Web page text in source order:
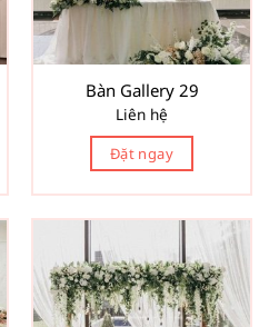
Bàn Gallery 29
Liên hệ
Đặt ngay